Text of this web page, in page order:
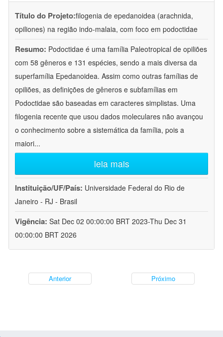
Título do Projeto:filogenia de epedanoidea (arachnida,
opiliones) na região indo-malaia, com foco em podoctidae
Resumo: Podoctidae é uma família Paleotropical de opiliões
com 58 gêneros e 131 espécies, sendo a mais diversa da
superfamília Epedanoidea. Assim como outras famílias de
opiliões, as definições de gêneros e subfamílias em
Podoctidae são baseadas em caracteres simplistas. Uma
filogenia recente que usou dados moleculares não avançou
o conhecimento sobre a sistemática da família, pois a
maiori...
leia mais
Instituição/UF/País: Universidade Federal do Rio de
Janeiro - RJ - Brasil
Vigência: Sat Dec 02 00:00:00 BRT 2023-Thu Dec 31
00:00:00 BRT 2026
Anterior Próximo